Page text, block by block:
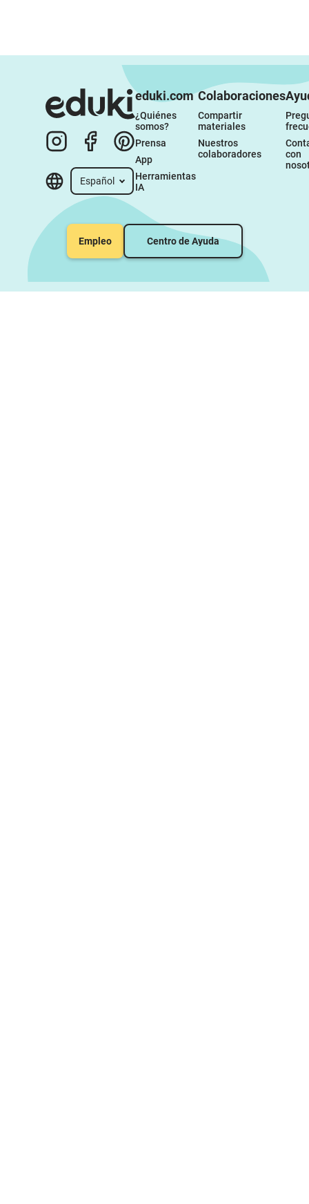
Español
eduki.com
¿Quiénes
somos?
Prensa
App
Herramientas
IA
Colaboraciones
Compartir
materiales
Nuestros
colaboradores
con
Empleo Centro de Ayuda